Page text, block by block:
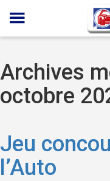
Panneau de gestion des
Archives
octobre
Jeu
l’Auto